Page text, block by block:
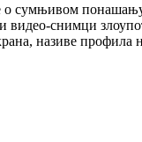
сумњивом
видео-снимци
називе профила